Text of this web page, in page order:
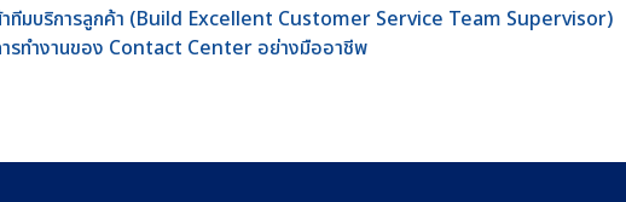
ทีมบริการลูกค้า (Build Excellent Customer Service Team Supervisor)
ารทำงานของ Contact Center อย่างมืออาชีพ